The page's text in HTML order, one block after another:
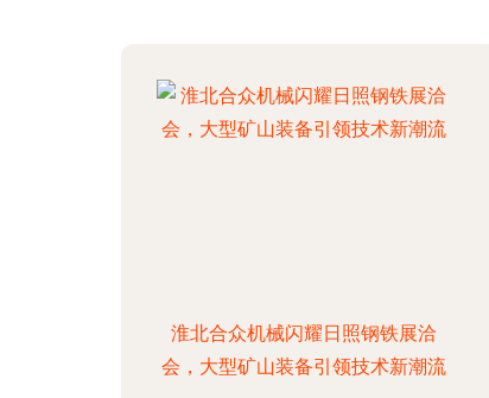
淮北合众机械闪耀日照钢铁展洽
会，大型矿山装备引领技术新潮流